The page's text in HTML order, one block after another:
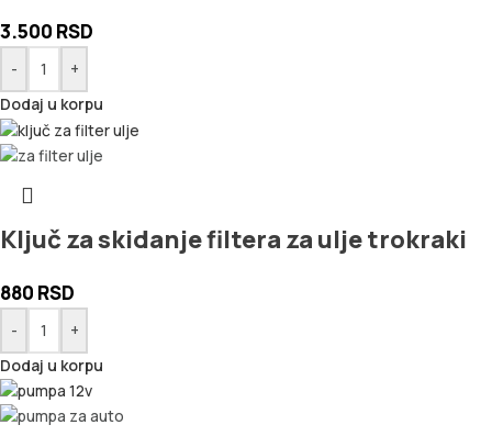
3.500 RSD
-
+
Dodaj u korpu
Ključ za skidanje filtera za ulje trokraki
880 RSD
-
+
Dodaj u korpu